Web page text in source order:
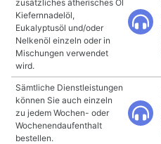
zusätzliches ätherisches Öl
Kiefernnadelöl,
Eukalyptusöl und/oder
Nelkenöl einzeln oder in
Mischungen verwendet
wird.
Sämtliche Dienstleistungen
können Sie auch einzeln
zu jedem Wochen- oder
Wochenendaufenthalt
bestellen.